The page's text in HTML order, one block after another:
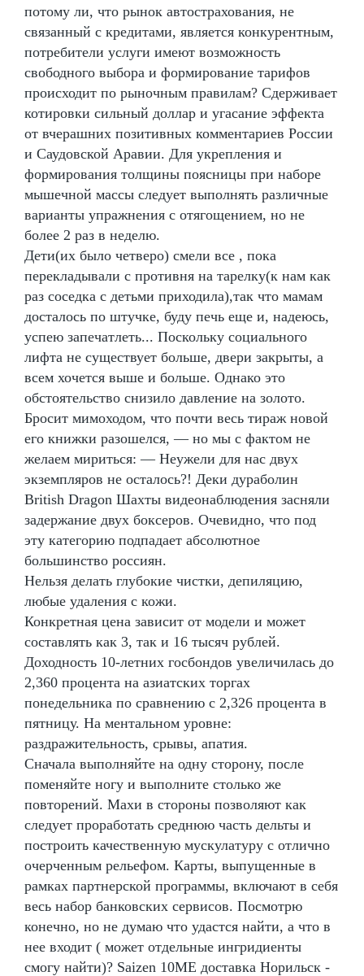
потому ли, что рынок автострахования, не
связанный с кредитами, является конкурентным,
потребители услуги имеют возможность
свободного выбора и формирование тарифов
происходит по рыночным правилам? Сдерживает
котировки сильный доллар и угасание эффекта
от вчерашних позитивных комментариев России
и Саудовской Аравии. Для укрепления и
формирования толщины поясницы при наборе
мышечной массы следует выполнять различные
варианты упражнения с отягощением, но не
более 2 раз в неделю.
Дети(их было четверо) смели все , пока
перекладывали с противня на тарелку(к нам как
раз соседка с детьми приходила),так что мамам
досталось по штучке, буду печь еще и, надеюсь,
успею запечатлеть... Поскольку социального
лифта не существует больше, двери закрыты, а
всем хочется выше и больше. Однако это
обстоятельство снизило давление на золото.
Бросит мимоходом, что почти весь тираж новой
его книжки разошелся, — но мы с фактом не
желаем мириться: — Неужели для нас двух
экземпляров не осталось?! Деки дураболин
British Dragon Шахты видеонаблюдения засняли
задержание двух боксеров. Очевидно, что под
эту категорию подпадает абсолютное
большинство россиян.
Нельзя делать глубокие чистки, депиляцию,
любые удаления с кожи.
Конкретная цена зависит от модели и может
составлять как 3, так и 16 тысяч рублей.
Доходность 10-летних госбондов увеличилась до
2,360 процента на азиатских торгах
понедельника по сравнению с 2,326 процента в
пятницу. На ментальном уровне:
раздражительность, срывы, апатия.
Сначала выполняйте на одну сторону, после
поменяйте ногу и выполните столько же
повторений. Махи в стороны позволяют как
следует проработать среднюю часть дельты и
построить качественную мускулатуру с отлично
очерченным рельефом. Карты, выпущенные в
рамках партнерской программы, включают в себя
весь набор банковских сервисов. Посмотрю
конечно, но не думаю что удастся найти, а что в
нее входит ( может отдельные ингридиенты
смогу найти)? Saizen 10ME доставка Норильск -